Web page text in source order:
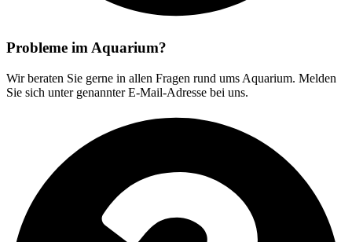
Probleme im Aquarium?
Wir beraten Sie gerne in allen Fragen rund ums Aquarium. Melden
Sie sich unter genannter E-Mail-Adresse bei uns.